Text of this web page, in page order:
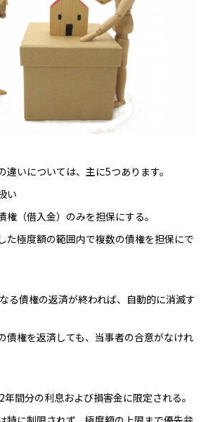
違いについては、主に5つあります。
い
（借入金）のみを担保にする。
た極度額の範囲内で複数の債権を担保にで
る債権の返済が終われば、自動的に消滅す
債権を返済しても、当事者の合意がなけれ
間分の利息および損害金に限定される。